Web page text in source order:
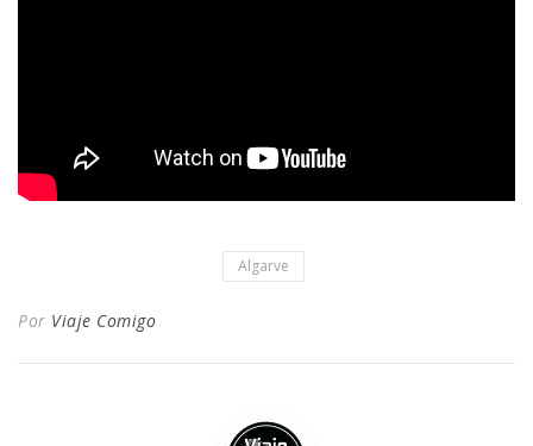
Algarve
Por Viaje Comigo